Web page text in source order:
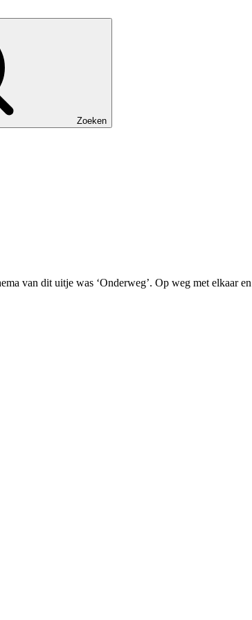
Zoeken
van dit uitje was ‘Onderweg’. Op weg met elkaar